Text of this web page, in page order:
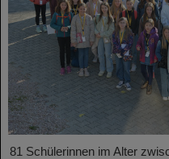
81 Schülerinnen im Alter